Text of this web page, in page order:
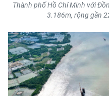
Media Thế giới
Media Thể thao
Media Giáo dục
Media Y tế
Thành phố Hồ Chí Minh với
3.186m, rộng gần